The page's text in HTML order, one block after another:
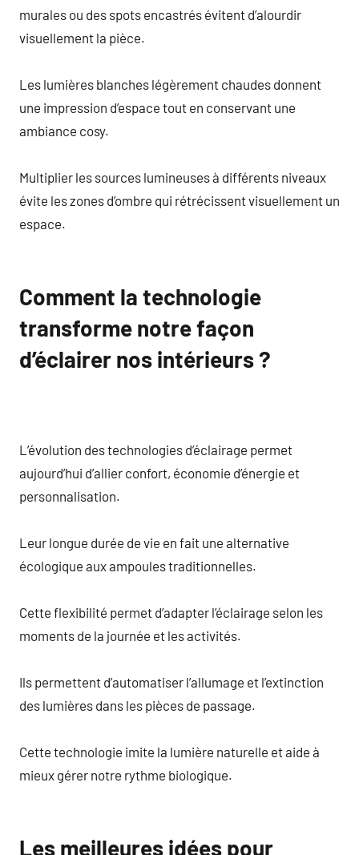
murales ou des spots encastrés évitent d’alourdir
visuellement la pièce.
Les lumières blanches légèrement chaudes donnent
une impression d’espace tout en conservant une
ambiance cosy.
Multiplier les sources lumineuses à différents niveaux
évite les zones d’ombre qui rétrécissent visuellement un
espace.
Comment la technologie
transforme notre façon
d’éclairer nos intérieurs ?
L’évolution des technologies d’éclairage permet
aujourd’hui d’allier confort, économie d’énergie et
personnalisation.
Leur longue durée de vie en fait une alternative
écologique aux ampoules traditionnelles.
Cette flexibilité permet d’adapter l’éclairage selon les
moments de la journée et les activités.
Ils permettent d’automatiser l’allumage et l’extinction
des lumières dans les pièces de passage.
Cette technologie imite la lumière naturelle et aide à
mieux gérer notre rythme biologique.
Les meilleures idées pour